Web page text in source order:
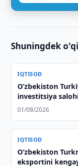
Shuningdek
IQTISOD
Oʻzbekiston
investitsiya
01/08/2026
IQTISOD
Oʻzbekiston
eksportini